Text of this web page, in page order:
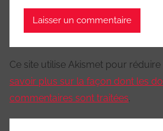
Ce site utilise Akismet pour réduire
savoir plus sur la façon dont les
commentaires sont traitées.